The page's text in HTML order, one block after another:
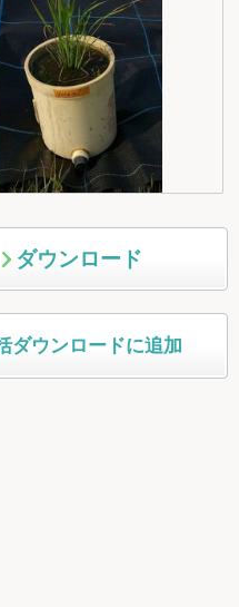
ダウンロード
ダウンロードに追加